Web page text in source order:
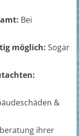
Bei
möglich: Sogar
&
ihrer